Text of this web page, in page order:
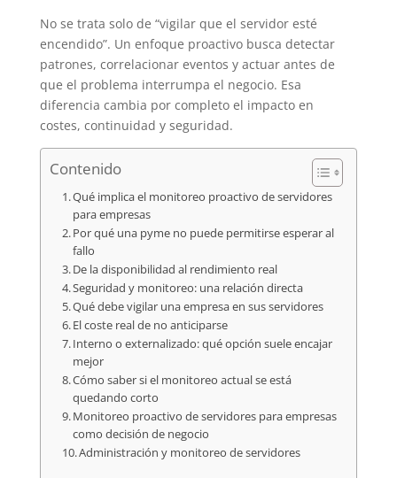
No se trata solo de “vigilar que el servidor esté
encendido”. Un enfoque proactivo busca detectar
patrones, correlacionar eventos y actuar antes de
que el problema interrumpa el negocio. Esa
diferencia cambia por completo el impacto en
costes, continuidad y seguridad.
Contenido
Qué implica el monitoreo proactivo de servidores
para empresas
Por qué una pyme no puede permitirse esperar al
fallo
De la disponibilidad al rendimiento real
Seguridad y monitoreo: una relación directa
Qué debe vigilar una empresa en sus servidores
El coste real de no anticiparse
Interno o externalizado: qué opción suele encajar
mejor
Cómo saber si el monitoreo actual se está
quedando corto
Monitoreo proactivo de servidores para empresas
como decisión de negocio
Administración y monitoreo de servidores